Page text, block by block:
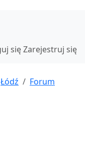
sięZarejestruj się
Łódź
Forum